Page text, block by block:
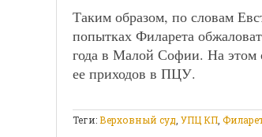
Таким образом, по словам
попытках Филарета
года в Малой Софии. На этом
ее приходов в ПЦУ.
Теги:Верховный суд УПЦ КП